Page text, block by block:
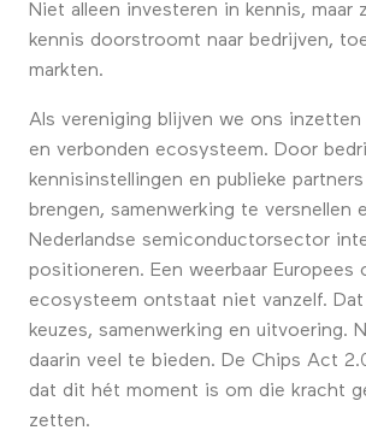
Niet alleen investeren in kennis, maar
kennis doorstroomt naar bedrijven,
markten.
Als vereniging blijven we ons
en verbonden ecosysteem. Door
kennisinstellingen en publieke
brengen, samenwerking te versnellen
Nederlandse semiconductorsector
positioneren. Een weerbaar Europees
ecosysteem ontstaat niet vanzelf.
keuzes, samenwerking en uitvoering.
daarin veel te bieden. De Chips Act
dat dit hét moment is om die kracht
zetten.